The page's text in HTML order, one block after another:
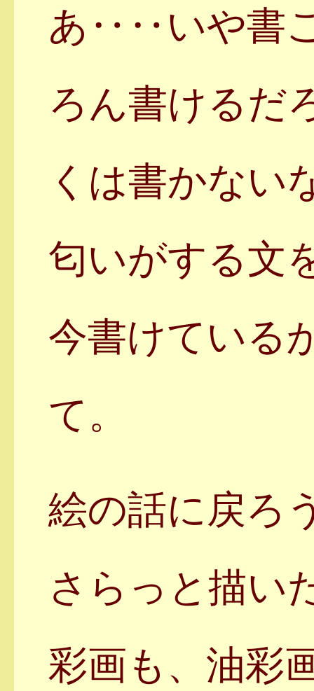
あ‥‥いや書
ろん書けるだ
くは書かない
匂いがする文
今書けている
て。
絵の話に戻ろ
さらっと描い
彩画も、油彩